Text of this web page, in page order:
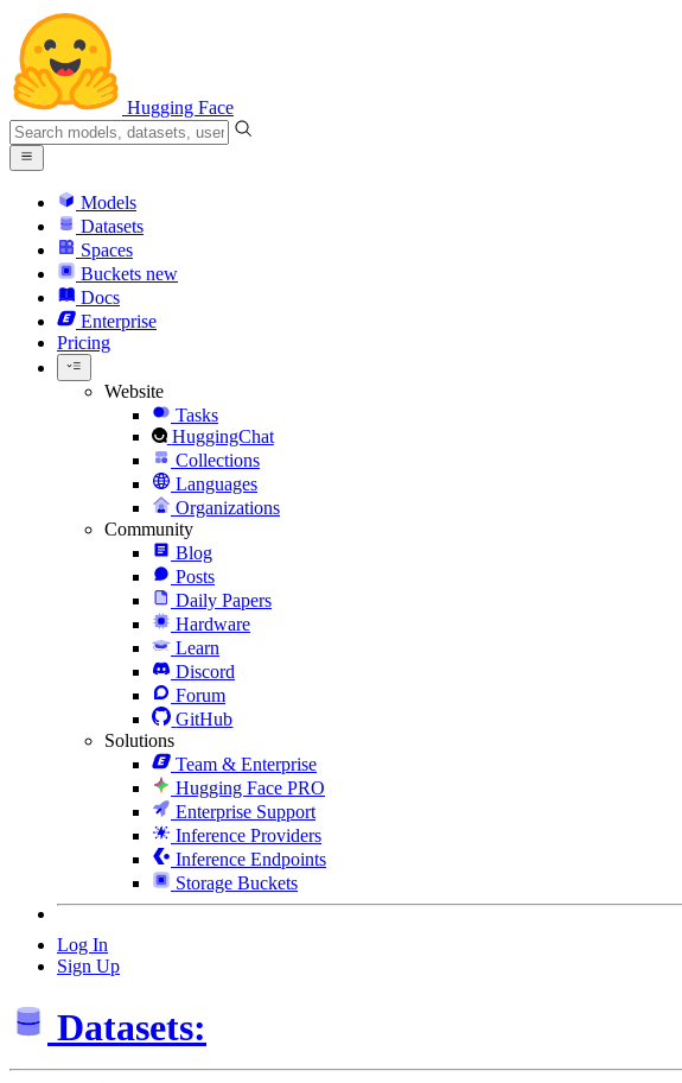
Hugging Face
Models
Datasets
Spaces
Buckets new
Docs
Enterprise
Pricing
Website
Tasks
HuggingChat
Collections
Languages
Organizations
Community
Blog
Posts
Daily Papers
Hardware
Learn
Discord
Forum
GitHub
Solutions
Team & Enterprise
Hugging Face PRO
Enterprise Support
Inference Providers
Inference Endpoints
Storage Buckets
Log In
Sign Up
Datasets: